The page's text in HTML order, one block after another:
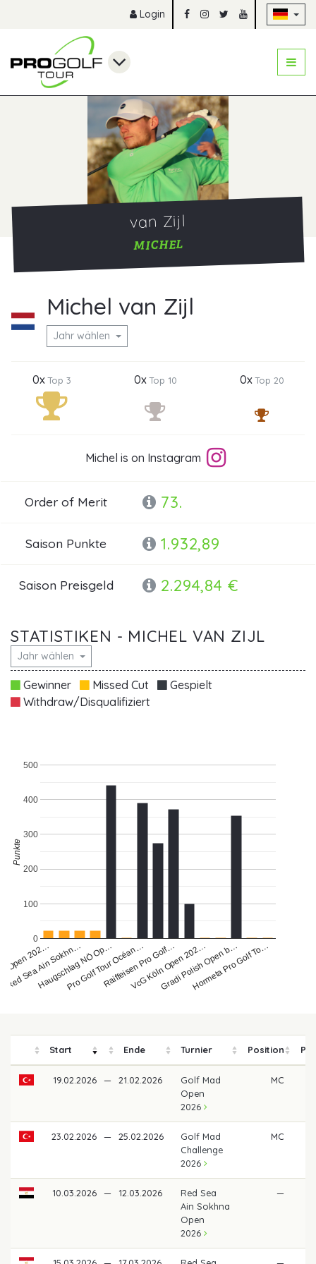
Login
van Zijl
MICHEL
Michel van Zijl
Jahr wählen
0xTop 3 0xTop 10 0xTop 20
Michel is on Instagram
Order of Merit 73.
Saison Punkte 1.932,89
Saison Preisgeld 2.294,84 €
STATISTIKEN - MICHEL VAN ZIJL
Jahr wählen
Gewinner Missed Cut
Gespielt
Withdraw/Disqualifiziert
202…
Red Sea Ain Sokhn…
Haugschlag NÖ Op…
Pro Golf Tour Océan…
Raiffeisen Pro Golf…
VcG Köln Open 202…
Gradi Polish Open b…
Hormeta Pro Golf To…
0
100
200
300
400
500
Punkte
Start Ende Turnier Position
19.02.2026 — 21.02.2026
Golf Mad
Open
2026
MC
23.02.2026 — 25.02.2026
Golf Mad
Challenge
2026
MC
10.03.2026 — 12.03.2026
Red Sea
Ain Sokhna
Open
2026
—